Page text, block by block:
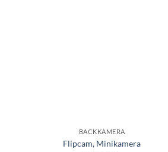
BACKKAMERA
Flipcam, Minikamera